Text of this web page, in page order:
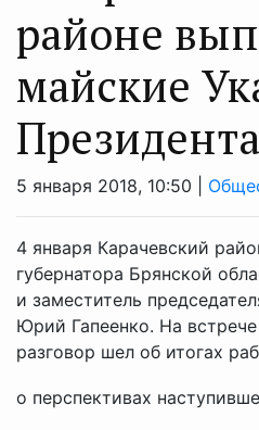
районе
майские
Президента
5 января 2018, 10:50 |
4 января Карачевский
губернатора Брянской
и заместитель
Юрий Гапеенко. На
разговор шел об итогах
о перспективах